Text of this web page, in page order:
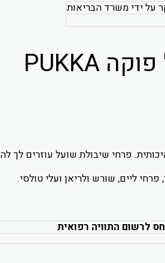
על ידי משרד הבריאות
פרחי שיבולת שועל עוזרים לך
ליים, שורש ולריאן ועלי טולסי.
לרשום התוויה רפואית